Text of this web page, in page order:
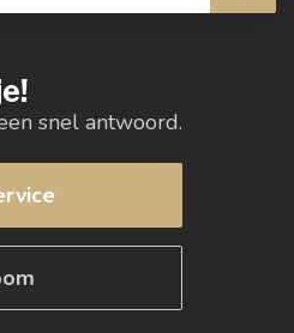
snel antwoord.